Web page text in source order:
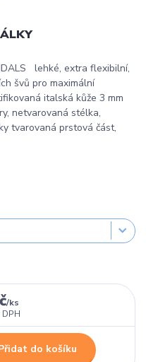
lehké, extra flexibilní,
švů pro maximální
italská kůže 3 mm
netvarovaná stélka,
tvarovaná prstová část,
/ks
do košíku